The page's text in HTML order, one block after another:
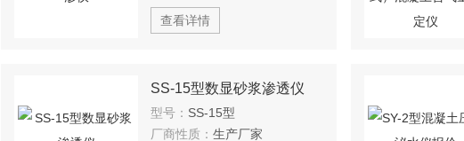
查看详情
SS-15型数显砂浆渗透仪
型号： SS-15型
厂商性质： 生产厂家